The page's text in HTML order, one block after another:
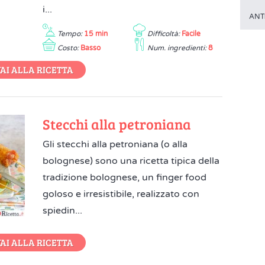
i...
Tempo: 15 min Difficoltà: Facile
Costo: Basso Num. ingredienti: 8
ALLA RICETTA
Stecchi alla petroniana
Gli stecchi alla petroniana (o alla
bolognese) sono una ricetta tipica della
tradizione bolognese, un finger food
goloso e irresistibile, realizzato con
spiedin...
ALLA RICETTA